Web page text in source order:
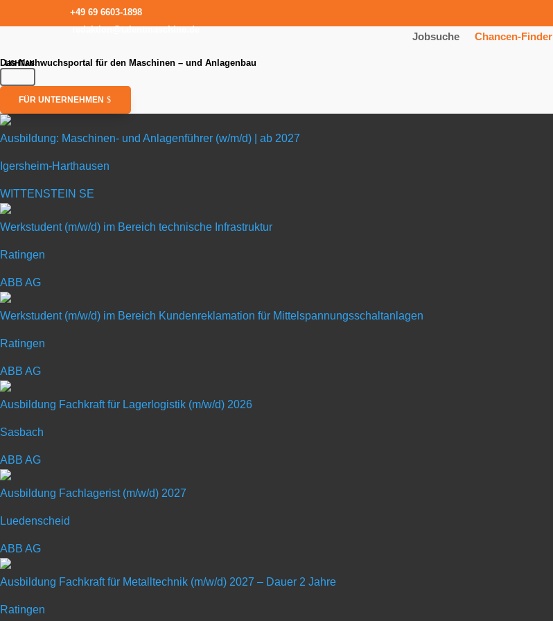
+49 69 6603-1898
redaktion@talentmaschine.de
Jobsuche Chancen-Finder
Das Nachwuchsportal für den Maschinen – und Anlagenbau
FÜR UNTERNEHMEN
Ausbildung: Maschinen- und Anlagenführer (w/m/d) | ab 2027
Igersheim-Harthausen
WITTENSTEIN SE
Werkstudent (m/w/d) im Bereich technische Infrastruktur
Ratingen
ABB AG
Werkstudent (m/w/d) im Bereich Kundenreklamation für Mittelspannungsschaltanlagen
Ratingen
ABB AG
Ausbildung Fachkraft für Lagerlogistik (m/w/d) 2026
Sasbach
ABB AG
Ausbildung Fachlagerist (m/w/d) 2027
Luedenscheid
ABB AG
Ausbildung Fachkraft für Metalltechnik (m/w/d) 2027 – Dauer 2 Jahre
Ratingen
Mit Ideen bewegen